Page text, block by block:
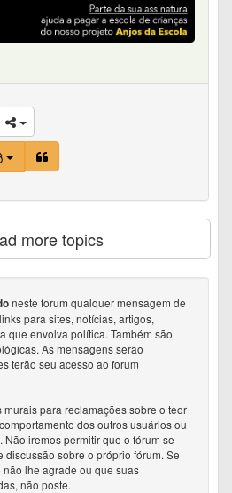
more topics
neste forum qualquer mensagem de
para sites, notícias, artigos,
que envolva política. Também são
As mensagens serão
terão seu acesso ao forum
para reclamações sobre o teor
dos outros usuários ou
iremos permitir que o fórum se
discussão sobre o próprio fórum. Se
lhe agrade ou que suas
não poste.